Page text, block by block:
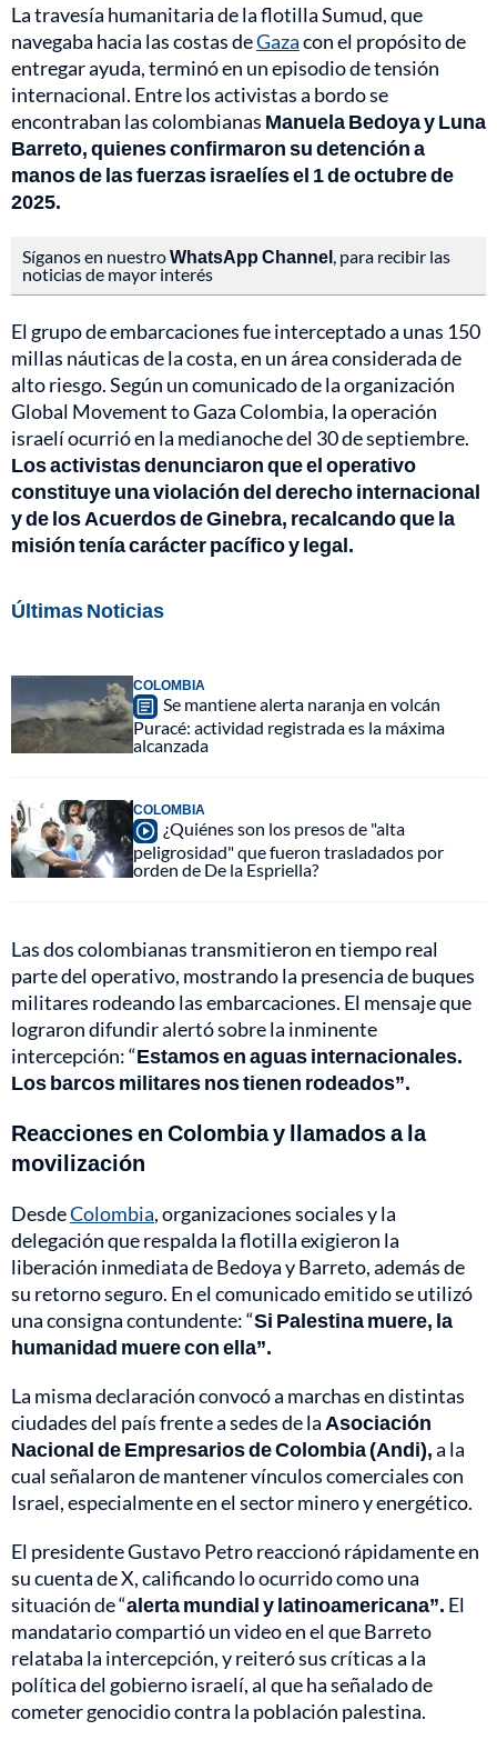
La travesía humanitaria de la flotilla Sumud, que
navegaba hacia las costas deGazacon el propósito de
entregar ayuda, terminó en un episodio de tensión
internacional. Entre los activistas a bordo se
encontraban las colombianas Manuela Bedoya y Luna
Barreto, quienes confirmaron su detención a
manos de las fuerzas israelíes el 1 de octubre de
2025.
Síganos en nuestroWhatsApp Channel , para recibir las
noticias de mayor interés
El grupo de embarcaciones fue interceptado a unas 150
millas náuticas de la costa, en un área considerada de
alto riesgo. Según un comunicado de la organización
Global Movement to Gaza Colombia, la operación
israelí ocurrió en la medianoche del 30 de septiembre.
Los activistas denunciaron que el operativo
constituye una violación del derecho internacional
y de los Acuerdos de Ginebra, recalcando que la
misión tenía carácter pacífico y legal.
Últimas Noticias
COLOMBIA
Se mantiene alerta naranja en volcán
Puracé: actividad registrada es la máxima
alcanzada
COLOMBIA
¿Quiénes son los presos de "alta
peligrosidad" que fueron trasladados por
orden de De la Espriella?
Las dos colombianas transmitieron en tiempo real
parte del operativo, mostrando la presencia de buques
militares rodeando las embarcaciones. El mensaje que
lograron difundir alertó sobre la inminente
intercepción: “Estamos en aguas internacionales.
Los barcos militares nos tienen rodeados”.
Reacciones en Colombia y llamados a la
movilización
DesdeColombia, organizaciones sociales y la
delegación que respalda la flotilla exigieron la
liberación inmediata de Bedoya y Barreto, además de
su retorno seguro. En el comunicado emitido se utilizó
una consigna contundente: “Si Palestina muere, la
humanidad muere con ella”.
La misma declaración convocó a marchas en distintas
ciudades del país frente a sedes de la Asociación
Nacional de Empresarios de Colombia (Andi),a la
cual señalaron de mantener vínculos comerciales con
Israel, especialmente en el sector minero y energético.
El presidente Gustavo Petro reaccionó rápidamente en
su cuenta de X, calificando lo ocurrido como una
situación de “alerta mundial y latinoamericana”. El
mandatario compartió un video en el que Barreto
relataba la intercepción, y reiteró sus críticas a la
política del gobierno israelí, al que ha señalado de
cometer genocidio contra la población palestina.